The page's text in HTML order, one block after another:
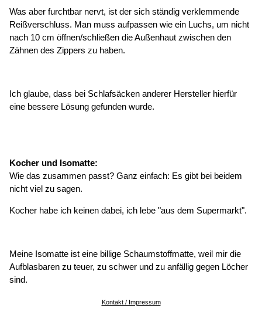
Was aber furchtbar nervt, ist der sich ständig verklemmende
Reißverschluss. Man muss aufpassen wie ein Luchs, um nicht
nach 10 cm öffnen/schließen die Außenhaut zwischen den
Zähnen des Zippers zu haben.
Ich glaube, dass bei Schlafsäcken anderer Hersteller hierfür
eine bessere Lösung gefunden wurde.
Kocher und Isomatte:
Wie das zusammen passt? Ganz einfach: Es gibt bei beidem
nicht viel zu sagen.
Kocher habe ich keinen dabei, ich lebe "aus dem Supermarkt".
Meine Isomatte ist eine billige Schaumstoffmatte, weil mir die
Aufblasbaren zu teuer, zu schwer und zu anfällig gegen Löcher
sind.
Kontakt / Impressum